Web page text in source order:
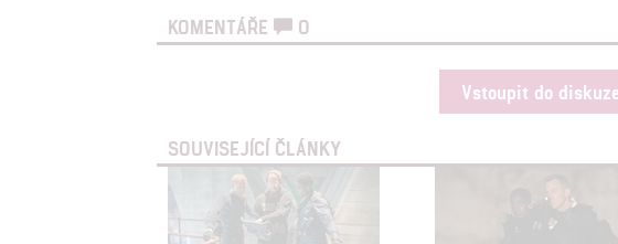
KOMENTÁŘE 0
Vstoupit do
SOUVISEJÍCÍ ČLÁNKY